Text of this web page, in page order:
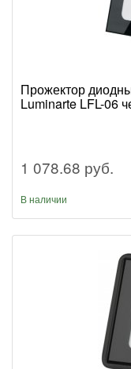
Прожектор
Luminarte LFL-06
1 078.68 руб.
В наличии